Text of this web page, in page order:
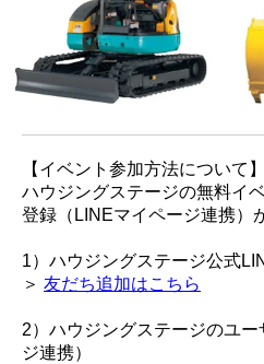
【イベント参加方法について】
ハウジングステージの無料イ
登録（LINEマイページ連携）
1）ハウジングステージ公式
＞ 友だち追加はこちら
2）ハウジングステージのユ
ジ連携）